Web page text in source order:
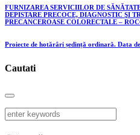
FURNIZAREA SERVICIILOR DE
DEPISTARE PRECOCE, DIAGNOSTIC ŞI
PRECANCEROASE COLORECTALE –
Proiecte de hotărâri ședință ordinară. Data
Cautati